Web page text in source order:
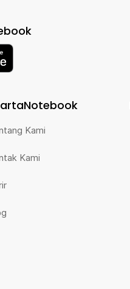
Kami
Kami